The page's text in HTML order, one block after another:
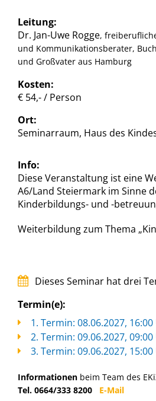
Leitung:
Dr. Jan-Uwe Rogge,
und Kommunikationsberater,
und Großvater aus Hamburg
Kosten:
€ 54,- / Person
Ort:
Seminarraum, Haus des
Info:
Diese Veranstaltung ist eine
A6/Land Steiermark im Sinne
Kinderbildungs- und -
Weiterbildung zum Thema
Dieses Seminar hat drei
Termin(e):
1. Termin: 08.06.2027,
2. Termin: 09.06.2027,
3. Termin: 09.06.2027,
Informationen beim Team des
Tel. 0664/333 8200 E-Mail